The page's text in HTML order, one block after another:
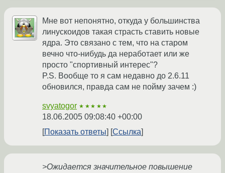
Мне вот непонятно, откуда у большинства
линускоидов такая страсть ставить новые
ядра. Это связано с тем, что на старом
вечно что-нибудь да неработает или же
просто "спортивный интерес"?
P.S. Вообще то я сам недавно до 2.6.11
обновился, правда сам не пойму зачем :)
svyatogor ★★★★★
18.06.2005 09:08:40 +00:00
Показать ответы
Ссылка
>Ожидается значительное повышение